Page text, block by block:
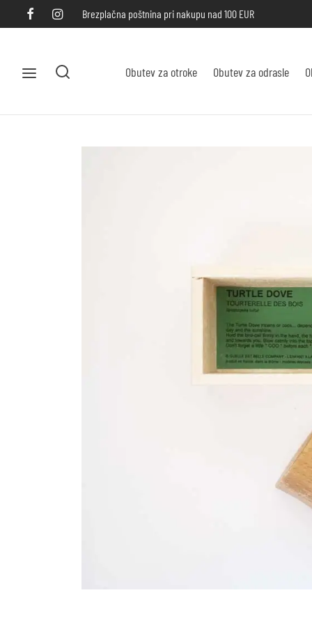
Brezplačna poštnina pri nakupu nad 100 EUR
Obutev za otroke Obutev za odrasle